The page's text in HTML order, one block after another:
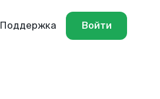
Поддержка Войти